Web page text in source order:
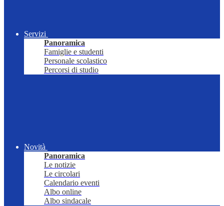
Servizi
Panoramica
Famiglie e studenti
Personale scolastico
Percorsi di studio
Novità
Panoramica
Le notizie
Le circolari
Calendario eventi
Albo online
Albo sindacale